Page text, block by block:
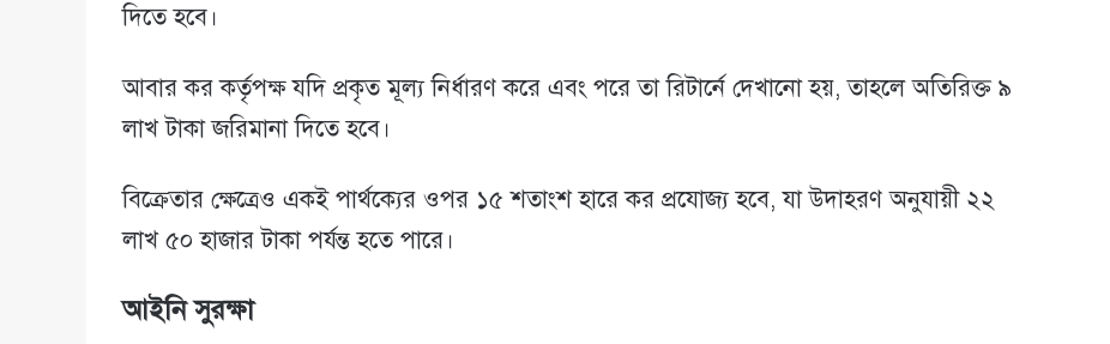
দিতে হবে।
আবার কর কর্তৃপক্ষ যদি প্রকৃত মূল্য নির্ধারণ করে এবং পরে তা রিটার্নে দেখানো হয়, তাহলে অতিরিক্ত ৯
লাখ টাকা জরিমানা দিতে হবে।
বিক্রেতার ক্ষেত্রেও একই পার্থক্যের ওপর ১৫ শতাংশ হারে কর প্রযোজ্য হবে, যা উদাহরণ অনুযায়ী ২২
লাখ ৫০ হাজার টাকা পর্যন্ত হতে পারে।
আইনি সুরক্ষা